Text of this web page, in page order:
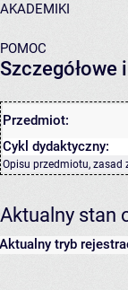
AKADEMIKI
POMOC
Przedmiot:
Cykl dydaktyczny:
Opisu przedmiotu,
Aktualny stan
Aktualny tryb